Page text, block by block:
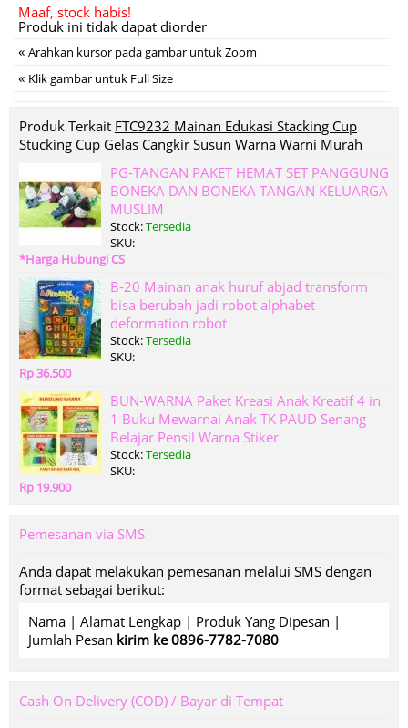
Maaf, stock habis!
Produk ini tidak dapat diorder
« Arahkan kursor pada gambar untuk Zoom
« Klik gambar untuk Full Size
Produk Terkait FTC9232 Mainan Edukasi Stacking Cup
Stucking Cup Gelas Cangkir Susun Warna Warni Murah
PG-TANGAN PAKET HEMAT SET PANGGUNG
BONEKA DAN BONEKA TANGAN KELUARGA
MUSLIM
Stock:Tersedia
SKU:
*Harga Hubungi CS
B-20 Mainan anak huruf abjad transform
bisa berubah jadi robot alphabet
deformation robot
Stock:Tersedia
SKU:
Rp 36.500
BUN-WARNA Paket Kreasi Anak Kreatif 4 in
1 Buku Mewarnai Anak TK PAUD Senang
Belajar Pensil Warna Stiker
Stock:Tersedia
SKU:
Rp 19.900
Pemesanan via SMS
Anda dapat melakukan pemesanan melalui SMS dengan
format sebagai berikut:
Nama | Alamat Lengkap | Produk Yang Dipesan |
Jumlah Pesan kirim ke 0896-7782-7080
Cash On Delivery (COD) / Bayar di Tempat